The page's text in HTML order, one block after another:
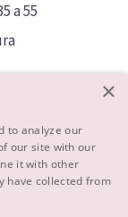
a 55
×
to analyze our
our site with our
it with other
have collected from